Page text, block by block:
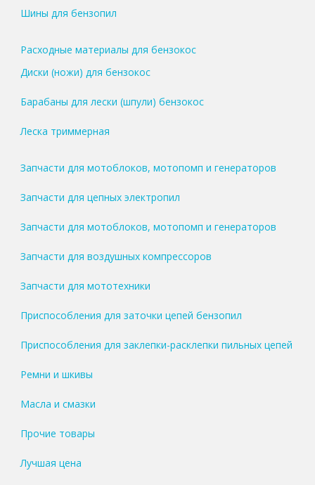
Шины для бензопил
Расходные материалы для бензокос
Диски (ножи) для бензокос
Барабаны для лески (шпули) бензокос
Леска триммерная
Запчасти для мотоблоков, мотопомп и генераторов
Запчасти для цепных электропил
Запчасти для мотоблоков, мотопомп и генераторов
Запчасти для воздушных компрессоров
Запчасти для мототехники
Приспособления для заточки цепей бензопил
Приспособления для заклепки-расклепки пильных цепей
Ремни и шкивы
Масла и смазки
Прочие товары
Лучшая цена